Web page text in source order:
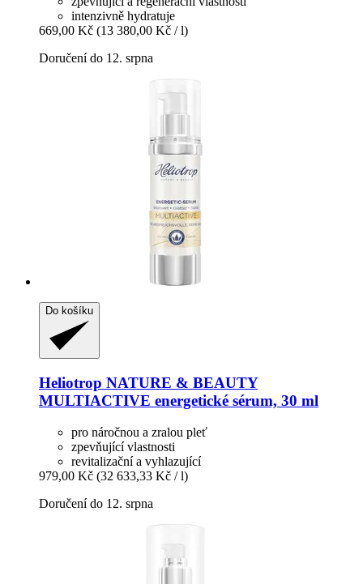
intenzivně hydratuje
669,00 Kč (13 380,00 Kč / l)
Doručení do 12. srpna
Do košíku
Heliotrop NATURE & BEAUTY
MULTIACTIVE energetické sérum, 30 ml
pro náročnou a zralou pleť
zpevňující vlastnosti
revitalizační a vyhlazující
979,00 Kč (32 633,33 Kč / l)
Doručení do 12. srpna